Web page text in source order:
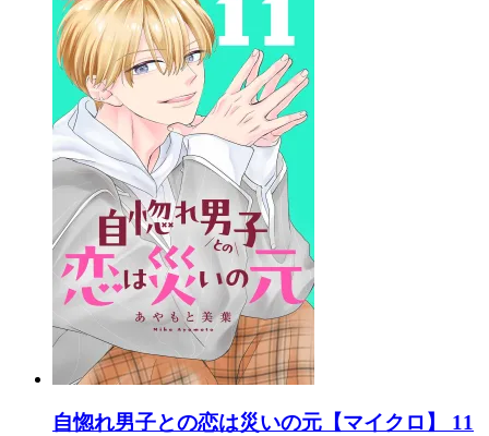
自惚れ男子との恋は災いの元【マイクロ】 11